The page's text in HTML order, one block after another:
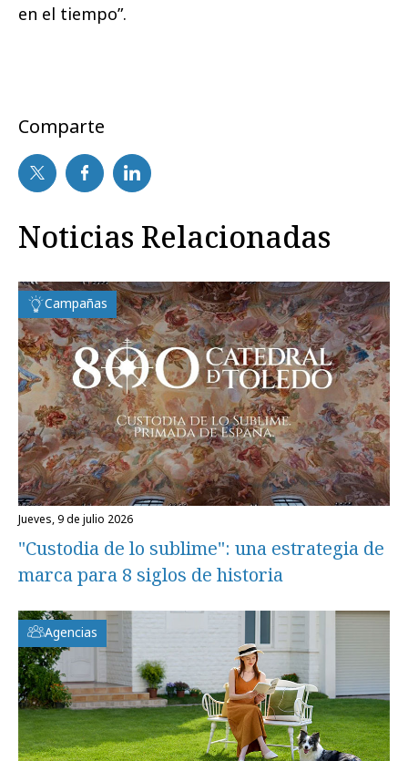
en el tiempo”.
Comparte
Noticias Relacionadas
Campañas
jueves, 9 de julio 2026
"Custodia de lo sublime": una estrategia de
marca para 8 siglos de historia
Agencias